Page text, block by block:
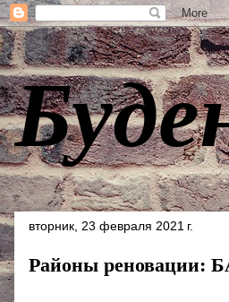
вторник, 23 февраля 2021 г.
Районы